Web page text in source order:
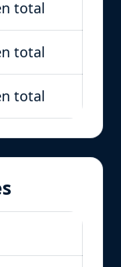
total
total
total